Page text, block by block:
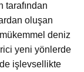
tarafından
oluşan
deniz
yeni yönlerde
işlevsellikte